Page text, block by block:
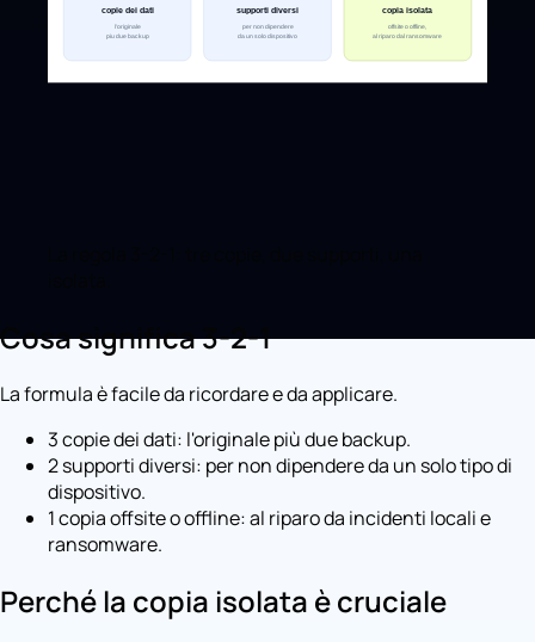
Cosa significa 3-2-1
La formula è facile da ricordare e da applicare.
3 copie dei dati: l'originale più due backup.
2 supporti diversi: per non dipendere da un solo tipo di
dispositivo.
1 copia offsite o offline: al riparo da incidenti locali e
ransomware.
Perché la copia isolata è cruciale